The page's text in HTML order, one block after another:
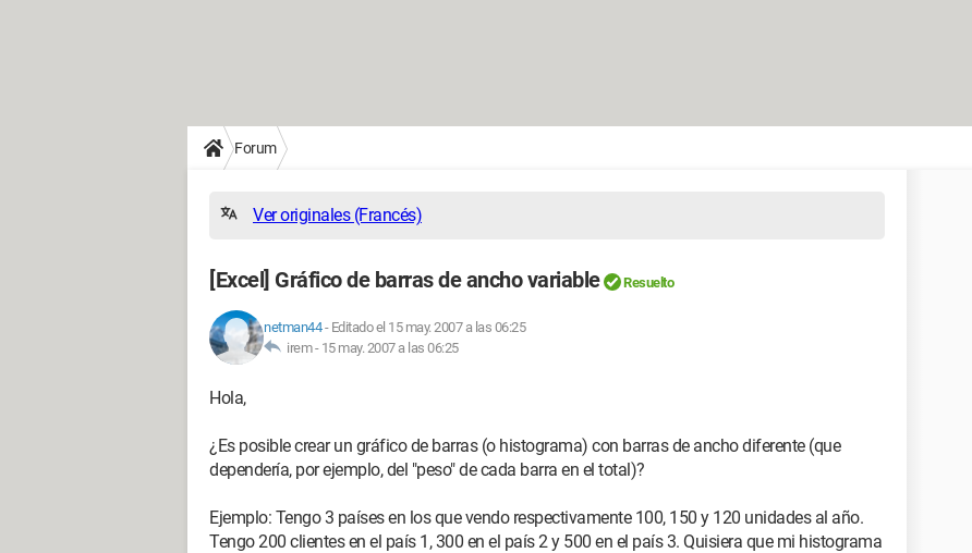
Forum
Ver originales (Francés)
[Excel] Gráfico de barras de ancho variable Resuelto
netman44- Editado el 15 may. 2007 a las 06:25
irem - 15 may. 2007 a las 06:25
Hola,
¿Es posible crear un gráfico de barras (o histograma) con barras de ancho diferente (que
dependería, por ejemplo, del "peso" de cada barra en el total)?
Ejemplo: Tengo 3 países en los que vendo respectivamente 100, 150 y 120 unidades al año.
Tengo 200 clientes en el país 1, 300 en el país 2 y 500 en el país 3. Quisiera que mi histograma